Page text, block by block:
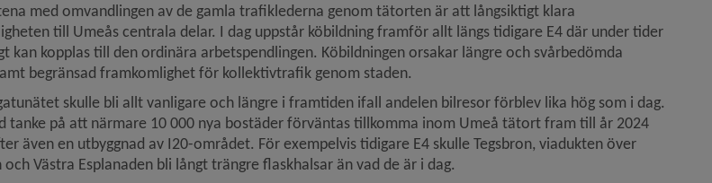
med omvandlingen av de gamla trafiklederna genom tätorten är att långsiktigt klara
till Umeås centrala delar. I dag uppstår köbildning framför allt längs tidigare E4 där under tider
kan kopplas till den ordinära arbetspendlingen. Köbildningen orsakar längre och svårbedömda
begränsad framkomlighet för kollektivtrafik genom staden.
skulle bli allt vanligare och längre i framtiden ifall andelen bilresor förblev lika hög som i dag.
tanke på att närmare 10 000 nya bostäder förväntas tillkomma inom Umeå tätort fram till år 2024
även en utbyggnad av I20-området. För exempelvis tidigare E4 skulle Tegsbron, viadukten över
och Västra Esplanaden bli långt trängre flaskhalsar än vad de är i dag.